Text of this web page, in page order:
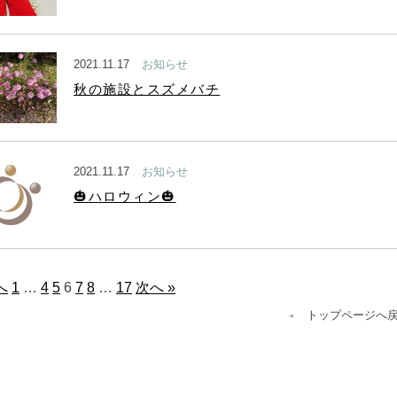
2021.11.17 お知らせ
秋の施設とスズメバチ
2021.11.17 お知らせ
🎃ハロウィン🎃
1 … 4 5 6 7 8 … 17 次へ »
トップページへ